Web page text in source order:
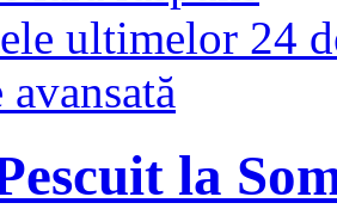
ultimelor 24
la